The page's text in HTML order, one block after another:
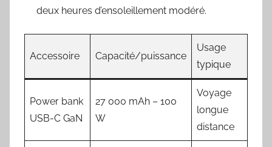
deux heures d’ensoleillement modéré.
Accessoire Capacité/puissance
Usage
typique
Power bank
USB-C GaN
27 000 mAh – 100
W
Voyage
longue
distance